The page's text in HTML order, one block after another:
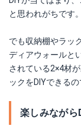
と思われがちです。
でも収納棚やラッ
ディアウォールと
されている2×4材
ックをDIYできるの
楽しみながら